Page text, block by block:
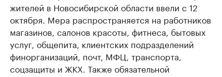
жителей в Новосибирской области ввели с 12
октября. Мера распространяется на работников
магазинов, салонов красоты, фитнеса, бытовых
услуг, общепита, клиентских подразделений
финорганизаций, почт, МФЦ, транспорта,
соцзащиты и ЖКХ. Также обязательной